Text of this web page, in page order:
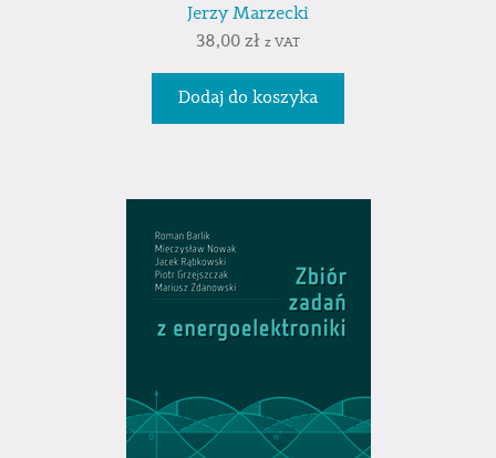
Jerzy Marzecki
38,00 zł z VAT
Dodaj do koszyka